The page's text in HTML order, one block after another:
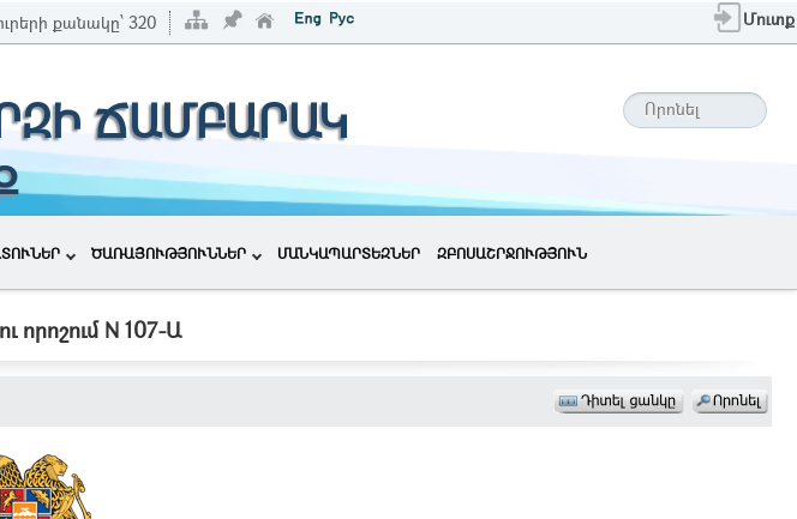
քանակը՝ 320 Մուտք
ՃԱՄԲԱՐԱԿ
ԾԱՌԱՅՈՒԹՅՈՒՆՆԵՐ ՄԱՆԿԱՊԱՐՏԵԶՆԵՐ ԶԲՈՍԱՇՐՋՈՒԹՅՈՒՆ
որոշում N 107-Ա